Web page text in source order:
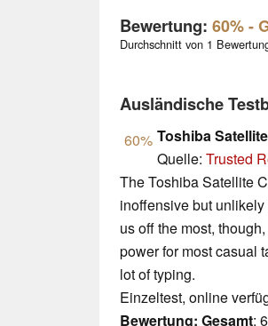
Bewertung: 60%-
Durchschnitt von 1
Ausländische
60% Toshiba
Quelle: Trusted
The Toshiba Satellite
inoffensive but
us off the most,
power for most casual
lot of typing.
Einzeltest, online
Bewertung: Gesamt: